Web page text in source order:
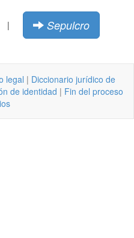
| Sepulcro
legal | Diccionario jurídico de
de identidad | Fin del proceso